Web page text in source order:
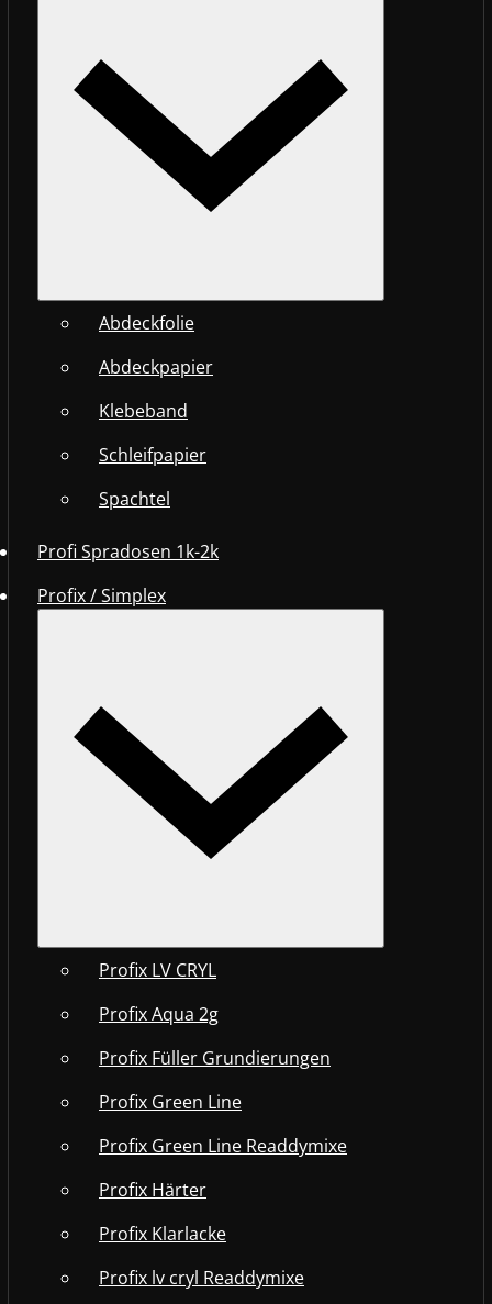
Abdeckfolie
Abdeckpapier
Klebeband
Schleifpapier
Spachtel
Profi Spradosen 1k-2k
Profix / Simplex
Profix LV CRYL
Profix Aqua 2g
Profix Füller Grundierungen
Profix Green Line
Profix Green Line Readdymixe
Profix Härter
Profix Klarlacke
Profix lv cryl Readdymixe